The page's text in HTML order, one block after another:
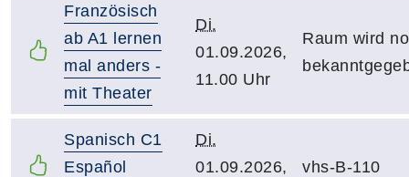
Französisch
ab A1 lernen
mal anders -
mit Theater
Di.
01.09.2026,
11.00 Uhr
Raum wird
Spanisch C1
Español
Di.
01.09.2026,
vhs-B-110